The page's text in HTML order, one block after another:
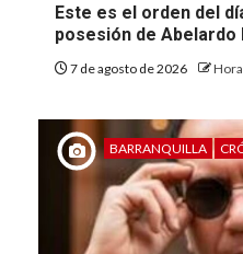
Este es el orden del
posesión de Abelardo
7 de agosto de 2026
BARRANQUILLA